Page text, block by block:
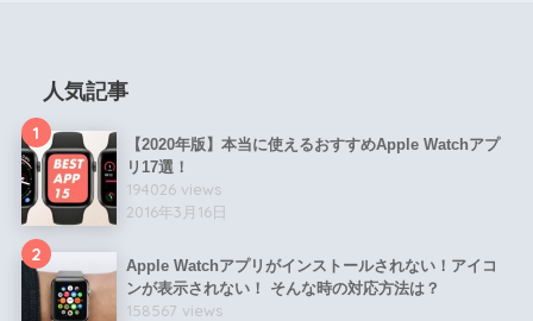
人気記事
1
【2020年版】本当に使えるおすすめApple Watchアプ
リ17選！
194026 views
2016年3月16日
2
Apple Watchアプリがインストールされない！アイコ
ンが表示されない！ そんな時の対応方法は？
158567 views